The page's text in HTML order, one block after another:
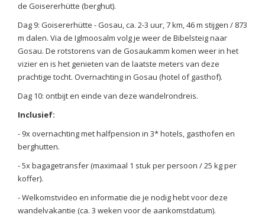
de Goisererhütte (berghut).
Dag 9: Goisererhütte - Gosau, ca. 2-3 uur, 7 km, 46 m stijgen / 873
m dalen. Via de Iglmoosalm volg je weer de Bibelsteig naar
Gosau. De rotstorens van de Gosaukamm komen weer in het
vizier en is het genieten van de laatste meters van deze
prachtige tocht. Overnachting in Gosau (hotel of gasthof).
Dag 10: ontbijt en einde van deze wandelrondreis.
Inclusief:
- 9x overnachting met halfpension in 3* hotels, gasthofen en
berghutten.
- 5x bagagetransfer (maximaal 1 stuk per persoon / 25 kg per
koffer).
- Welkomstvideo en informatie die je nodig hebt voor deze
wandelvakantie (ca. 3 weken voor de aankomstdatum).